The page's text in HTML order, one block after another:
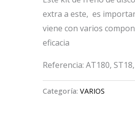
extra a este, es
viene con varios
eficacia
Referencia: AT180,
Categoría:VARIOS